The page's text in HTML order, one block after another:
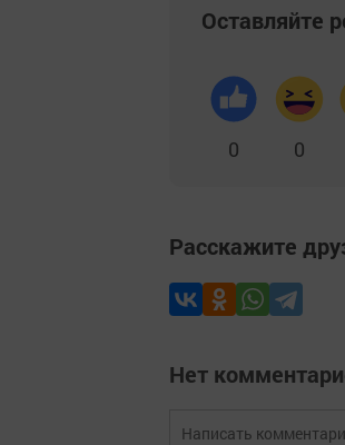
Оставляйте
0 0
Расскажите
Нет